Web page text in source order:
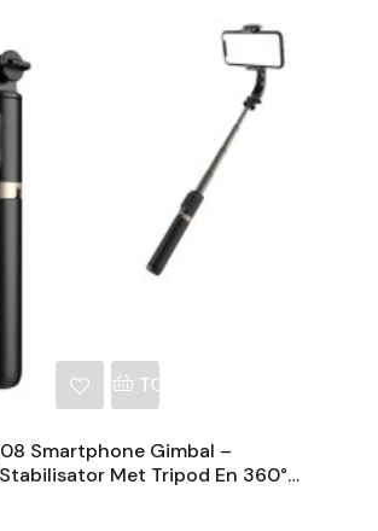
TOEVOEGEN AAN
Smartphone Gimbal –
Met Tripod En 360°